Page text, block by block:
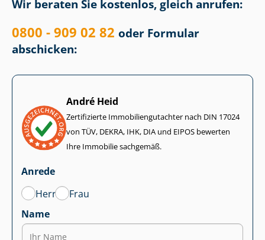
Wir beraten Sie kostenlos, gleich anrufen:
0800 - 909 02 82 oder Formular
abschicken:
André Heid
Zertifizierte Im­mo­bi­li­en­gut­ach­ter nach DIN 17024
von TÜV, DEKRA, IHK, DIA und EIPOS bewerten
Ihre Immobilie sachgemäß.
Anrede
Herr
Frau
Name